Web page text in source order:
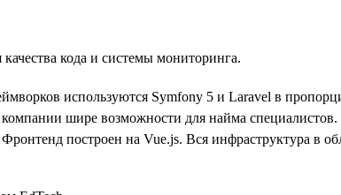
кода и системы мониторинга.
используются Symfony 5 и Laravel в
шире возможности для найма
построен на Vue.js. Вся инфраструктура в